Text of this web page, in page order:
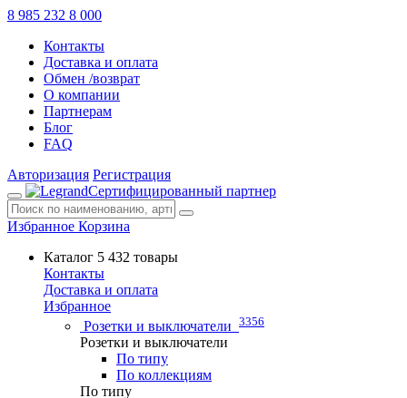
8 985 232 8 000
Контакты
Доставка и оплата
Обмен /возврат
О компании
Партнерам
Блог
FAQ
Авторизация Регистрация
Сертифицированный партнер
Избранное Корзина
Каталог 5 432 товары
Контакты
Доставка и оплата
Избранное
Розетки и выключатели 3356
Розетки и выключатели
По типу
По коллекциям
По типу